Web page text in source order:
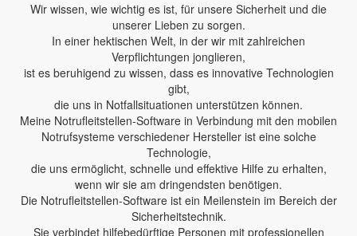
Wir wissen, wie wichtig es ist, für unsere Sicherheit und die
unserer Lieben zu sorgen.
In einer hektischen Welt, in der wir mit zahlreichen
Verpflichtungen jonglieren,
ist es beruhigend zu wissen, dass es innovative Technologien
gibt,
die uns in Notfallsituationen unterstützen können.
Meine Notrufleitstellen-Software in Verbindung mit den mobilen
Notrufsysteme verschiedener Hersteller ist eine solche
Technologie,
die uns ermöglicht, schnelle und effektive Hilfe zu erhalten,
wenn wir sie am dringendsten benötigen.
Die Notrufleitstellen-Software ist ein Meilenstein im Bereich der
Sicherheitstechnik.
Sie verbindet hilfebedürftige Personen mit professionellen